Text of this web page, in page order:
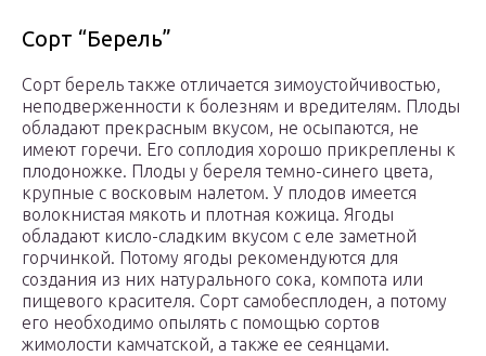
Сорт “Берель”
Сорт берель также отличается зимоустойчивостью,
неподверженности к болезням и вредителям. Плоды
обладают прекрасным вкусом, не осыпаются, не
имеют горечи. Его соплодия хорошо прикреплены к
плодоножке. Плоды у береля темно-синего цвета,
крупные с восковым налетом. У плодов имеется
волокнистая мякоть и плотная кожица. Ягоды
обладают кисло-сладким вкусом с еле заметной
горчинкой. Потому ягоды рекомендуются для
создания из них натурального сока, компота или
пищевого красителя. Сорт самобесплоден, а потому
его необходимо опылять с помощью сортов
жимолости камчатской, а также ее сеянцами.